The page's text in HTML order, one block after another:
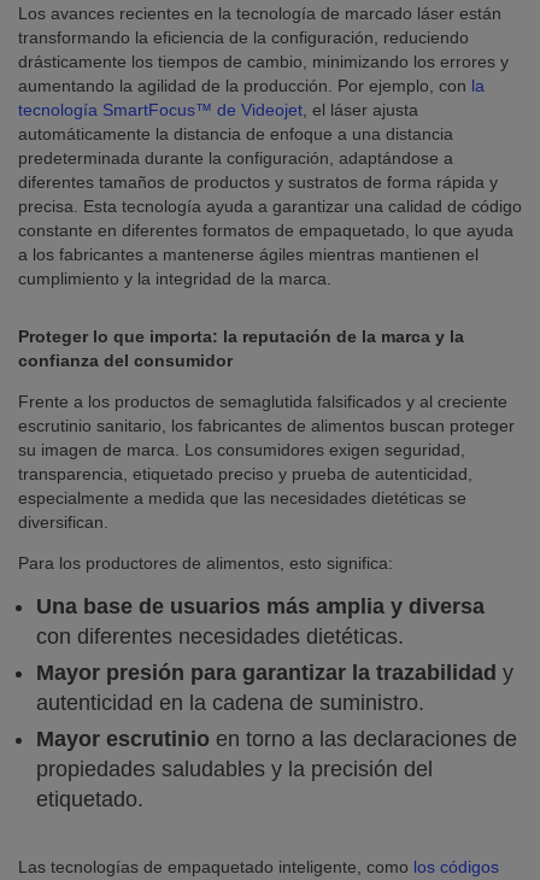
Los avances recientes en la tecnología de marcado láser están
transformando la eficiencia de la configuración, reduciendo
drásticamente los tiempos de cambio, minimizando los errores y
aumentando la agilidad de la producción. Por ejemplo, con la
tecnología SmartFocus™ de Videojet , el láser ajusta
automáticamente la distancia de enfoque a una distancia
predeterminada durante la configuración, adaptándose a
diferentes tamaños de productos y sustratos de forma rápida y
precisa. Esta tecnología ayuda a garantizar una calidad de código
constante en diferentes formatos de empaquetado, lo que ayuda
a los fabricantes a mantenerse ágiles mientras mantienen el
cumplimiento y la integridad de la marca.
Proteger lo que importa: la reputación de la marca y la
confianza del consumidor
Frente a los productos de semaglutida falsificados y al creciente
escrutinio sanitario, los fabricantes de alimentos buscan proteger
su imagen de marca. Los consumidores exigen seguridad,
transparencia, etiquetado preciso y prueba de autenticidad,
especialmente a medida que las necesidades dietéticas se
diversifican.
Para los productores de alimentos, esto significa:
Una base de usuarios más amplia y diversa
con diferentes necesidades dietéticas.
Mayor presión para garantizar la trazabilidad y
autenticidad en la cadena de suministro.
Mayor escrutinio en torno a las declaraciones de
propiedades saludables y la precisión del
etiquetado.
Las tecnologías de empaquetado inteligente, como los códigos